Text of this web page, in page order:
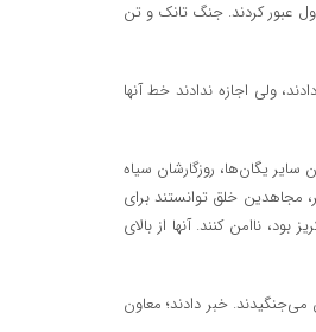
اول عبور کردند. جنگ تانک و تن
ولی اجازه ندادند خط آنها
یگان‌ها، روزگارشان سیاه
مجاهدین خلق توانستند برای
ناامن کنند. آنها از بالای
خبر دادند؛ معاون